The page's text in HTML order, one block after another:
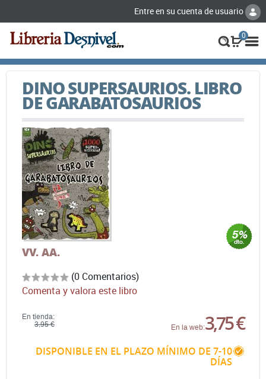
Entre en su cuenta de usuario
0
DINO SUPERSAURIOS. LIBRO
DE GARABATOSAURIOS
VV. AA.
(0 Comentarios)
Comenta y valora este libro
En tienda:
3,95 €
En la web:3,75 €
DISPONIBLE EN EL PLAZO MÍNIMO DE 7-10
DÍAS